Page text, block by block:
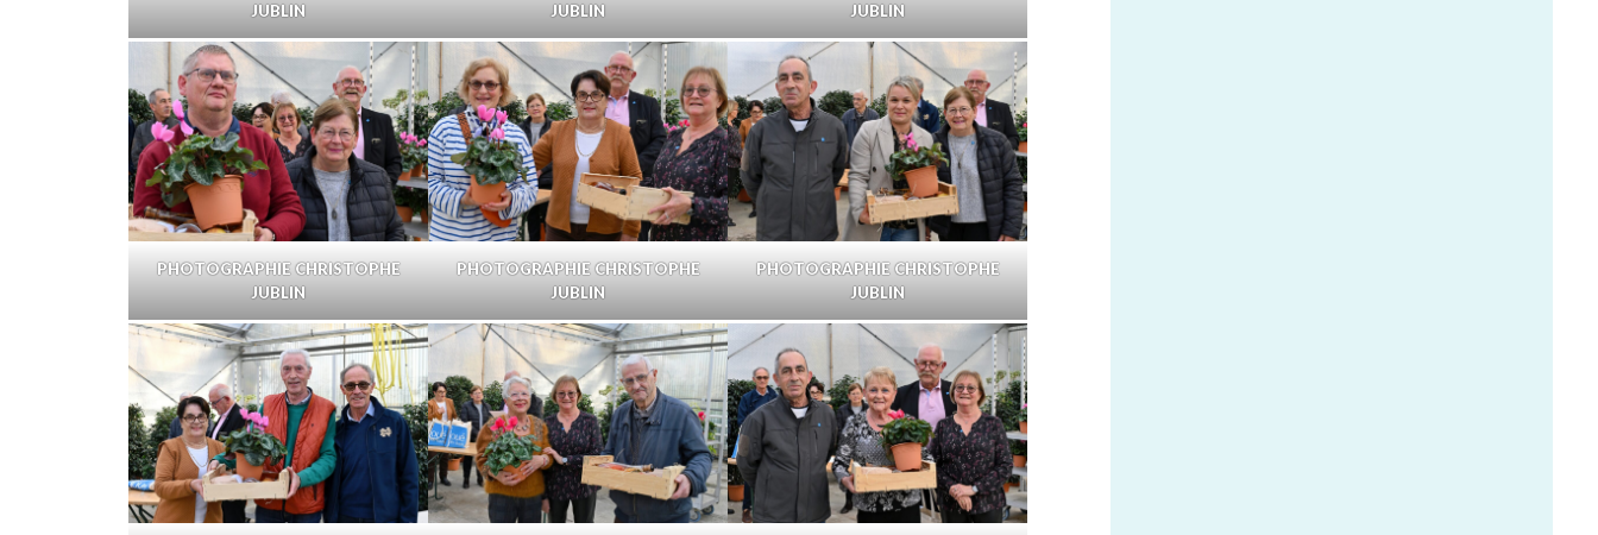
JUBLIN
JUBLIN
JUBLIN
PHOTOGRAPHIE CHRISTOPHE
JUBLIN
PHOTOGRAPHIE CHRISTOPHE
JUBLIN
PHOTOGRAPHIE CHRISTOPHE
JUBLIN